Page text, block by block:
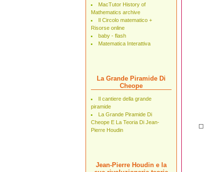
MacTutor History of
Mathematics archive
Il Circolo matematico +
Risorse online
baby - flash
Matematica Interattiva
La Grande Piramide Di
Cheope
Il cantiere della grande
piramide
La Grande Piramide Di
Cheope E La Teoria Di Jean-
Pierre Houdin
Jean-Pierre Houdin e la